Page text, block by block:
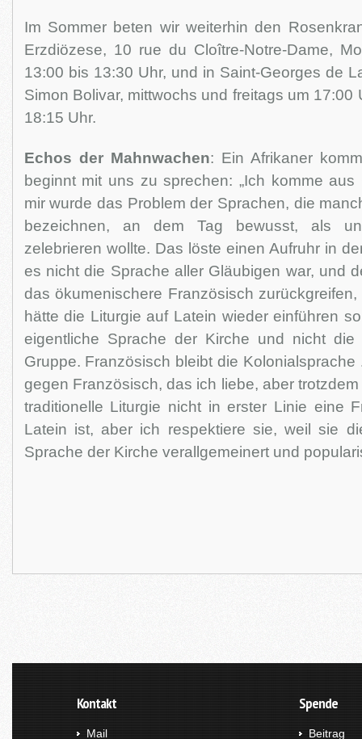
Im Sommer beten wir weiterhin den
Erzdiözese, 10 rue du Cloître-Notre-Dame,
13:00 bis 13:30 Uhr, und in Saint-Georges de
Simon Bolivar, mittwochs und freitags um 17:00
18:15 Uhr.
Echos der Mahnwachen: Ein Afrikaner
beginnt mit uns zu sprechen: „Ich komme
mir wurde das Problem der Sprachen, die
bezeichnen, an dem Tag bewusst, als
zelebrieren wollte. Das löste einen Aufruhr in
es nicht die Sprache aller Gläubigen war, und
das ökumenischere Französisch
hätte die Liturgie auf Latein wieder einführen
eigentliche Sprache der Kirche und nicht die
Gruppe. Französisch bleibt die
gegen Französisch, das ich liebe, aber
traditionelle Liturgie nicht in erster Linie eine
Latein ist, aber ich respektiere sie, weil sie
Sprache der Kirche verallgemeinert und
Kontakt
Mail
Spende
Beitrag